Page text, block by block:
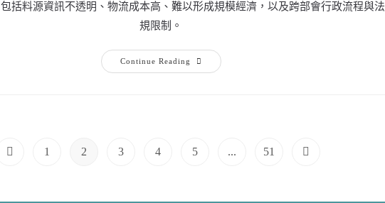
括料源資訊不透明、物流成本高、難以形成規模經濟，以及跨部會行政流程與法
規限制。
Continue Reading
1 2 3 4 5 ... 51